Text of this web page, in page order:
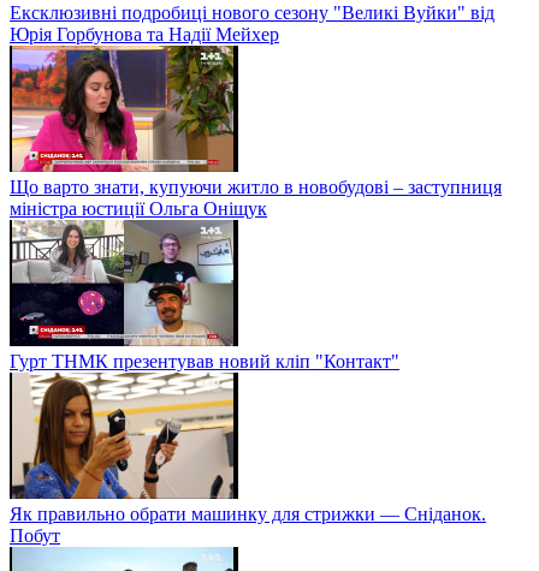
Ексклюзивні подробиці нового сезону "Великі Вуйки" від
Юрія Горбунова та Надії Мейхер
Що варто знати, купуючи житло в новобудові – заступниця
міністра юстиції Ольга Оніщук
Гурт ТНМК презентував новий кліп "Контакт"
Як правильно обрати машинку для стрижки — Сніданок.
Побут